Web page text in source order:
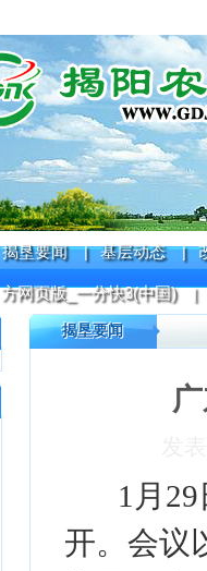
揭垦要闻 | 基层动态 |
方网页版_一分快3(中国) |
揭垦要闻
1月29
开。会议